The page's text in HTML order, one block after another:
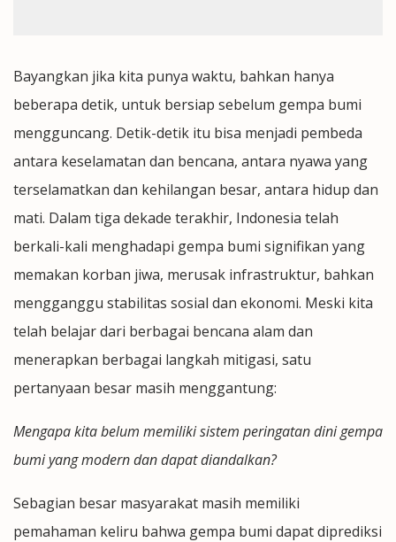
Bayangkan jika kita punya waktu, bahkan hanya
beberapa detik, untuk bersiap sebelum gempa bumi
mengguncang. Detik-detik itu bisa menjadi pembeda
antara keselamatan dan bencana, antara nyawa yang
terselamatkan dan kehilangan besar, antara hidup dan
mati. Dalam tiga dekade terakhir, Indonesia telah
berkali-kali menghadapi gempa bumi signifikan yang
memakan korban jiwa, merusak infrastruktur, bahkan
mengganggu stabilitas sosial dan ekonomi. Meski kita
telah belajar dari berbagai bencana alam dan
menerapkan berbagai langkah mitigasi, satu
pertanyaan besar masih menggantung:
Mengapa kita belum memiliki sistem peringatan dini gempa
bumi yang modern dan dapat diandalkan?
Sebagian besar masyarakat masih memiliki
pemahaman keliru bahwa gempa bumi dapat diprediksi